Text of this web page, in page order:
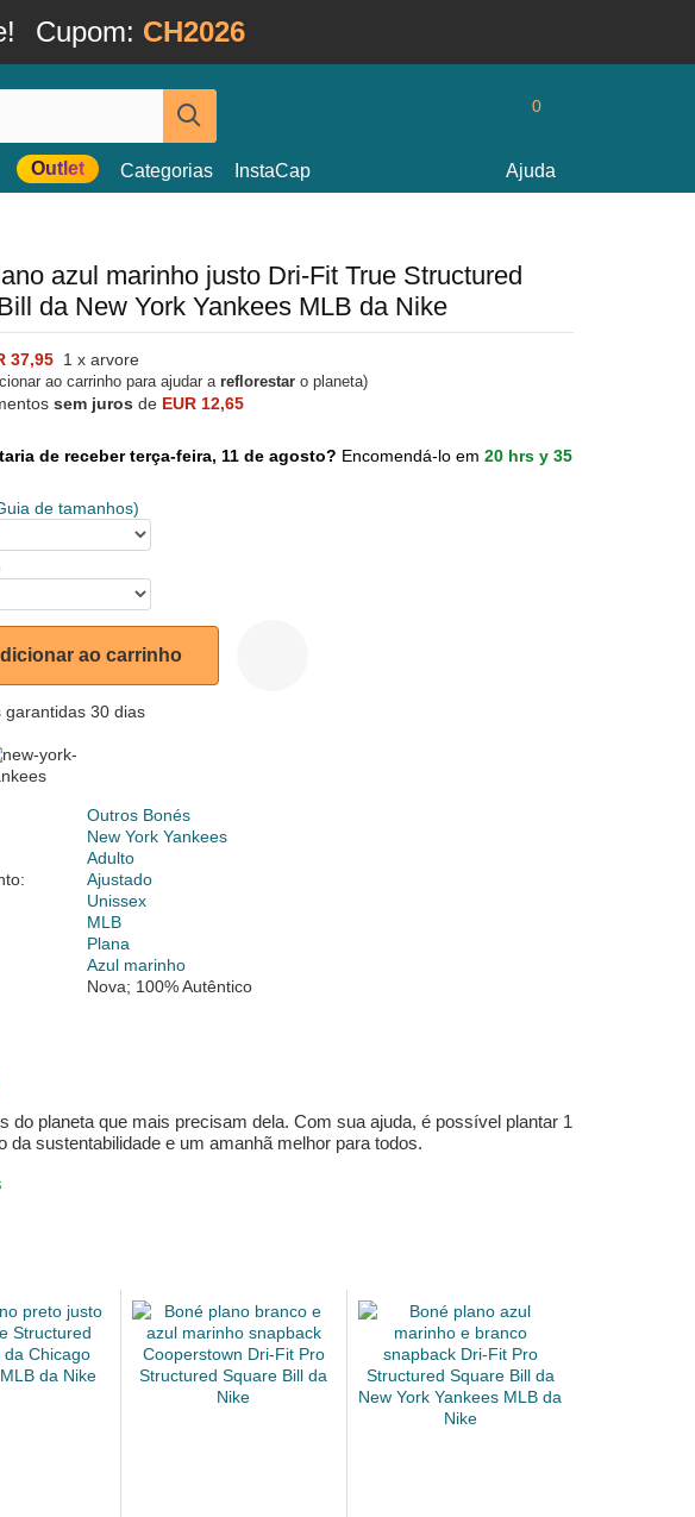
Cupom: CH2026
0
Outlet Categorias InstaCap Ajuda
azul marinho justo Dri-Fit True Structured
da New York Yankees MLB da Nike
37,95 1 x arvore
ao carrinho para ajudar a reflorestar o planeta)
sem juros de EUR 12,65
de receber terça-feira, 11 de agosto? Encomendá-lo em 20 hrs y 35
de tamanhos)
ao carrinho
garantidas 30 dias
Outros Bonés
New York Yankees
Adulto
Ajustado
Unissex
MLB
Plana
Azul marinho
Nova; 100% Autêntico
planeta que mais precisam dela. Com sua ajuda, é possível plantar 1
sustentabilidade e um amanhã melhor para todos.